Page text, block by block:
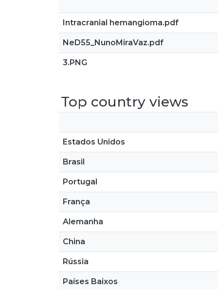
Intracranial hemangioma.pdf
NeD55_NunoMiraVaz.pdf
3.PNG
Top country views
Estados Unidos
Brasil
Portugal
França
Alemanha
China
Rússia
Países Baixos